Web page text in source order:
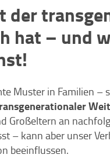
der
hat – und
Muster in Familien –
Großeltern an
– kann aber unser
beeinflussen.